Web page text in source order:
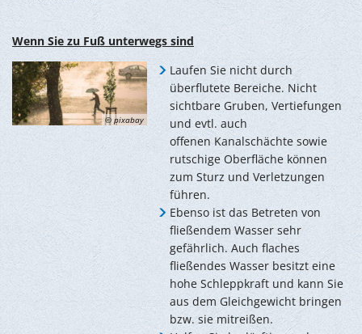
Wenn Sie zu Fuß unterwegs sind
© pixabay
Laufen Sie nicht durch
überflutete Bereiche. Nicht
sichtbare Gruben, Vertiefungen
und evtl. auch
offenen Kanalschächte sowie
rutschige Oberfläche können
zum Sturz und Verletzungen
führen.
Ebenso ist das Betreten von
fließendem Wasser sehr
gefährlich. Auch flaches
fließendes Wasser besitzt eine
hohe Schleppkraft und kann Sie
aus dem Gleichgewicht bringen
bzw. sie mitreißen.